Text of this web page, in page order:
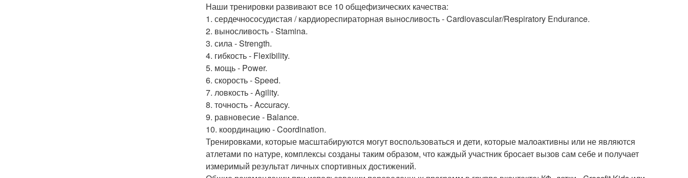
Наши тренировки развивают все 10 общефизических качества:
1. сердечнососудистая / кардиореспираторная выносливость - Cardiovascular/Respiratory Endurance.
2. выносливость - Stamina.
3. сила - Strength.
4. гибкость - Flexibility.
5. мощь - Power.
6. скорость - Speed.
7. ловкость - Agility.
8. точность - Accuracy.
9. равновесие - Balance.
10. координацию - Coordination.
Тренировками, которые масштабируются могут воспользоваться и дети, которые малоактивны или не являются
атлетами по натуре, комплексы созданы таким образом, что каждый участник бросает вызов сам себе и получает
измеримый результат личных спортивных достижений.